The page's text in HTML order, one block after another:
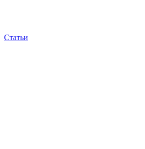
Статьи